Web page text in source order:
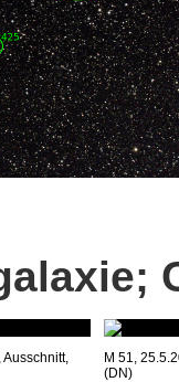
M 51,
(DN)